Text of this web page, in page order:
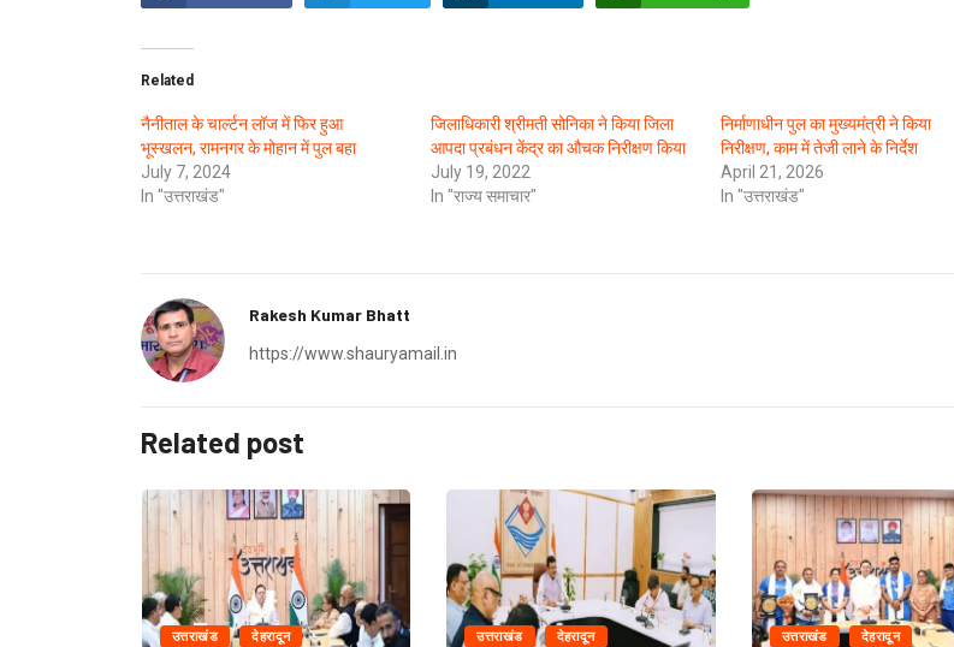
Related
नैनीताल के चार्ल्टन लॉज में फिर हुआ
भूस्खलन, रामनगर के मोहान में पुल बहा
July 7, 2024
In "उत्तराखंड"
जिलाधिकारी श्रीमती सोनिका ने किया जिला
आपदा प्रबंधन केंद्र का औचक निरीक्षण किया
July 19, 2022
In "राज्य समाचार"
निर्माणाधीन पुल का मुख्यमंत्री ने किया
निरीक्षण, काम में तेजी लाने के निर्देश
April 21, 2026
In "उत्तराखंड"
Rakesh Kumar Bhatt
https://www.shauryamail.in
Related post
उत्तराखंड देहरादून उत्तराखंड देहरादून उत्तराखंड देहरादून